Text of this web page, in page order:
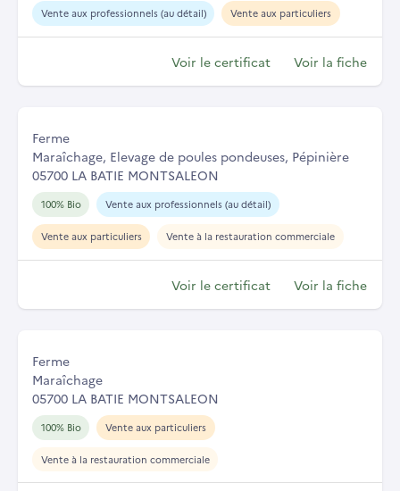
Vente aux professionnels (au détail) Vente aux particuliers
Voir le certificat Voir la fiche
Ferme
Maraîchage, Elevage de poules pondeuses, Pépinière
05700 LA BATIE MONTSALEON
100% Bio Vente aux professionnels (au détail)
Vente aux particuliers Vente à la restauration commerciale
Voir le certificat Voir la fiche
Ferme
Maraîchage
05700 LA BATIE MONTSALEON
100% Bio Vente aux particuliers
Vente à la restauration commerciale